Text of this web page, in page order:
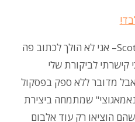
– אני לא הולך לכתוב פה
לביקורת שלי
מדובר ללא ספק בפסקול
שמתמחה ביצירת
למרות שהם הוציאו רק עוד אלבום